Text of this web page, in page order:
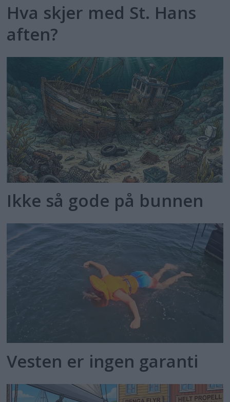
Hva skjer med St. Hans
aften?
Ikke så gode på bunnen
Vesten er ingen garanti